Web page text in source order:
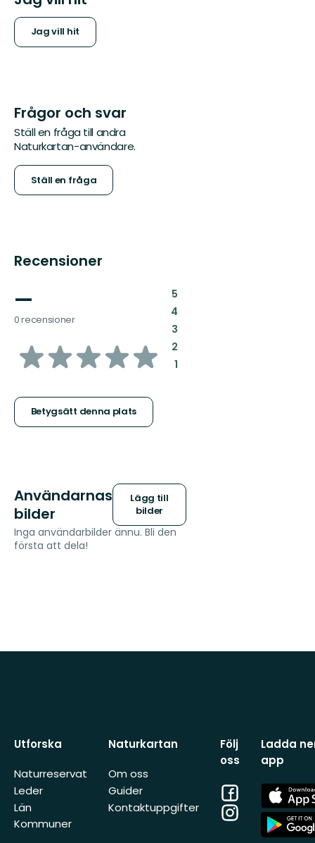
Jag vill hit
Frågor och svar
Ställ en fråga till andra
Naturkartan-användare.
Ställ en fråga
Recensioner
—
0 recensioner
av
stjärnor
Betygsätt denna plats
5:
4:
3:
2:
1:
Användarnas
bilder
Lägg till
bilder
Inga användarbilder ännu. Bli den
första att dela!
Utforska
Naturreservat
Leder
Län
Kommuner
Naturkartan
Om oss
Guider
Kontaktuppgifter
Följ
oss
Facebook
Instagram
Ladda
app
App
Store
App
Store